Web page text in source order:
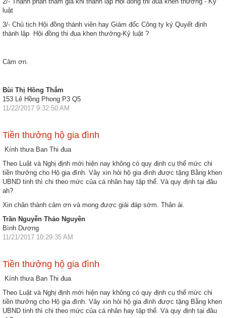
luật
3/- Chủ tịch Hội đồng thành viên hay Giám đốc Công ty ký Quyết định
thành lập Hội đồng thi đua khen thưởng-Kỷ luật ?
Cảm ơn.
Bùi Thị Hồng Thắm
153 Lê Hồng Phong P3 Q5
11/22/2017 9:32:50 AM
Tiền thưởng hộ gia đình
Kính thưa Ban Thi đua
Theo Luật và Nghị định mới hiện nay không có quy định cụ thể mức chi
tiền thưởng cho Hộ gia đình. Vây xin hỏi hộ gia đình được tặng Bằng khen
UBND tinh thì chi theo mức của cá nhân hay tập thể. Và quy định tại đâu
ah?
Xin chân thành cảm ơn và mong được giải đáp sớm. Thân ái.
Trần Nguyễn Thảo Nguyên
Bình Dương
11/21/2017 10:29:35 AM
Tiền thưởng hộ gia đình
Kính thưa Ban Thi đua
Theo Luật và Nghị định mới hiện nay không có quy định cụ thể mức chi
tiền thưởng cho Hộ gia đình. Vây xin hỏi hộ gia đình được tặng Bằng khen
UBND tinh thì chi theo mức của cá nhân hay tập thể. Và quy định tại đâu